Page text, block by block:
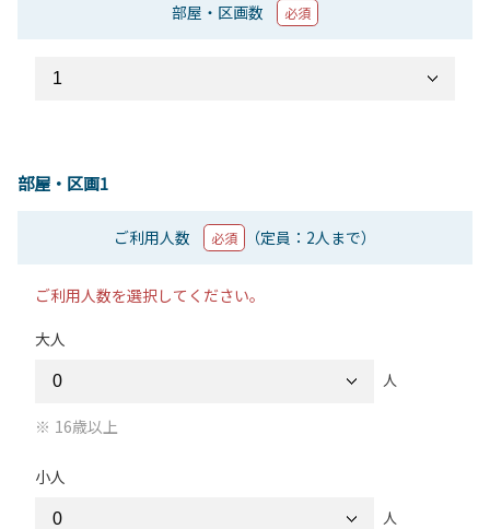
部屋・区画数 必須
部屋・区画1
ご利用人数 必須 （定員：2人まで）
ご利用人数を選択してください。
大人
人
16歳以上
小人
人